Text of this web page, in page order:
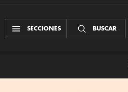
SECCIONES BUSCAR